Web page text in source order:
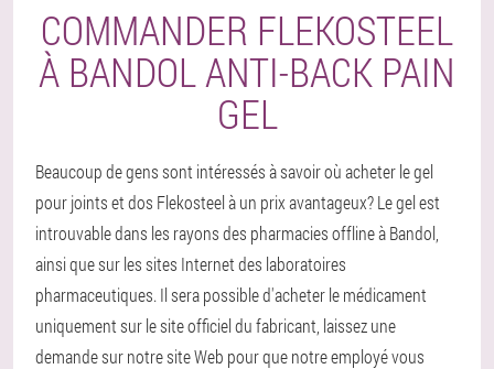
COMMANDER FLEKOSTEEL
À BANDOL ANTI-BACK PAIN
GEL
Beaucoup de gens sont intéressés à savoir où acheter le gel
pour joints et dos Flekosteel à un prix avantageux? Le gel est
introuvable dans les rayons des pharmacies offline à Bandol,
ainsi que sur les sites Internet des laboratoires
pharmaceutiques. Il sera possible d'acheter le médicament
uniquement sur le site officiel du fabricant, laissez une
demande sur notre site Web pour que notre employé vous